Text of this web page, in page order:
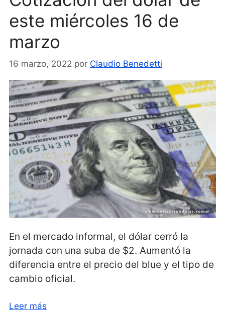
este miércoles 16 de
marzo
16 marzo, 2022 por Claudio Benedetti
En el mercado informal, el dólar cerró la
jornada con una suba de $2. Aumentó la
diferencia entre el precio del blue y el tipo de
cambio oficial.
Leer más